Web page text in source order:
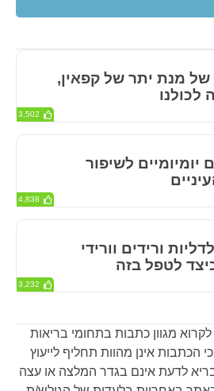
מגוון כתבות בתחומי בריאות
הכתבות אינן מהוות תחליף לייעוץ
בריא לדעת אינם בגדר המלצה או עצה
של מנת יתר של קפאין,
3,502
יומיומיים לשיפור
4,838
ורידים וורידי
לטפל בזה
3,232